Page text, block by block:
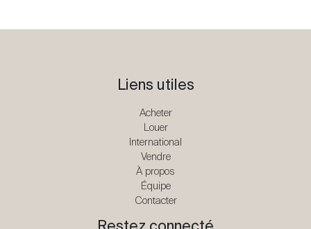
Liens utiles
Acheter
Louer
International
Vendre
À propos
Équipe
Contacter